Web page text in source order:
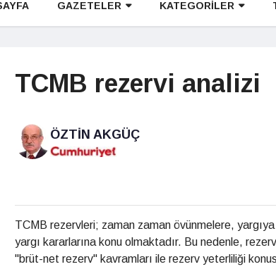
GAZETELER KATEGORİLER
TCMB rezervi analizi
ÖZTIN AKGÜÇ
TCMB rezervleri; zaman zaman övünmelere,
yargı kararlarına konu olmaktadır. Bu nedenle,
"brüt-net rezerv" kavramları ile rezerv yeterliliği